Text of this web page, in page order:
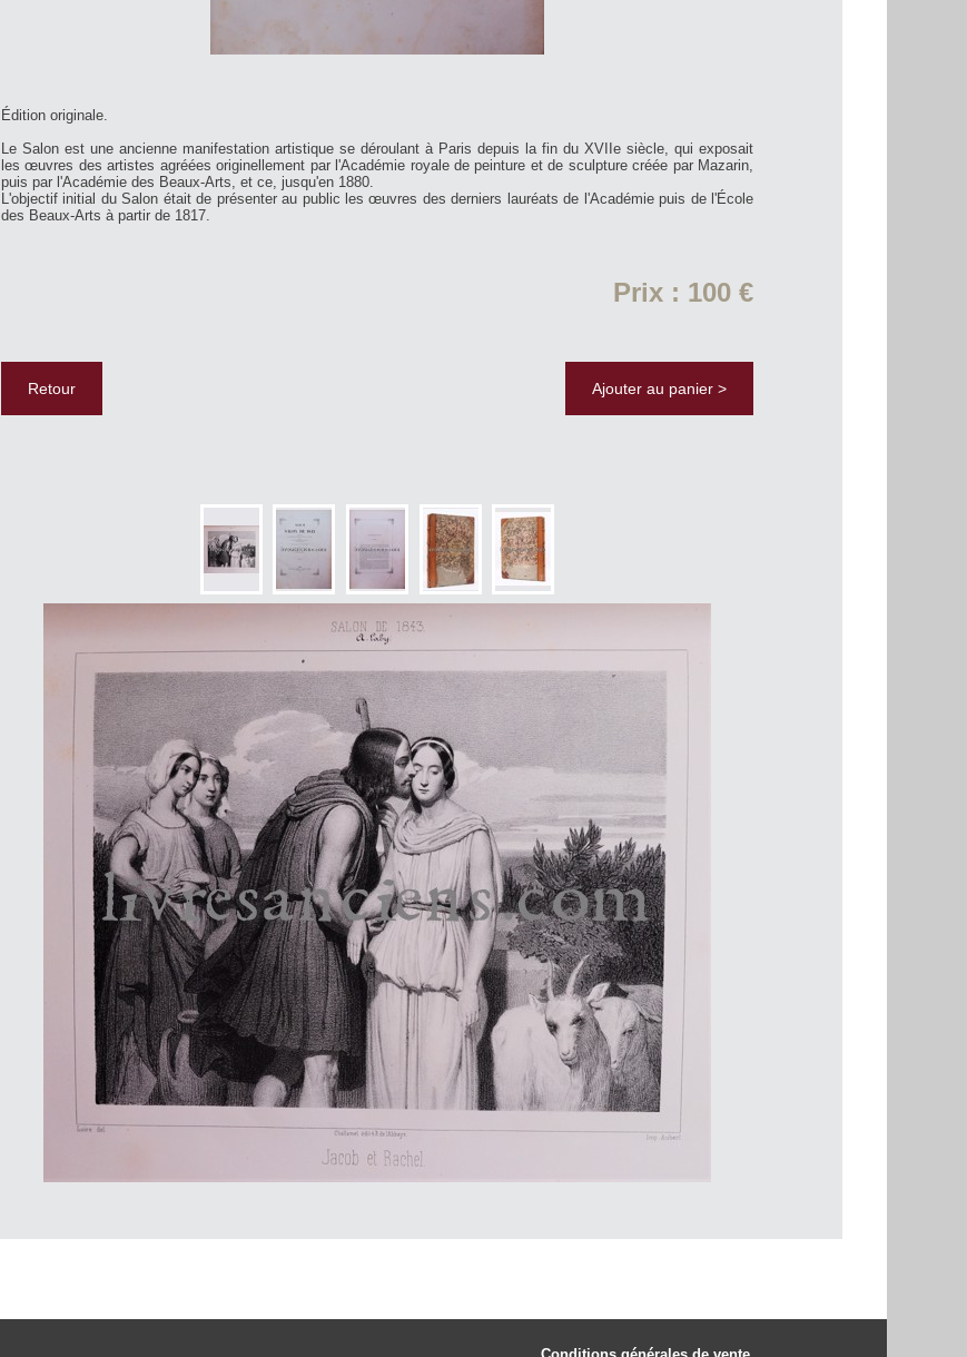
Édition originale.
Le Salon est une ancienne manifestation artistique se déroulant à Paris depuis la fin du XVIIe siècle, qui exposait
les œuvres des artistes agréées originellement par l'Académie royale de peinture et de sculpture créée par Mazarin,
puis par l'Académie des Beaux-Arts, et ce, jusqu'en 1880.
L'objectif initial du Salon était de présenter au public les œuvres des derniers lauréats de l'Académie puis de l'École
des Beaux-Arts à partir de 1817.
Prix : 100 €
Retour Ajouter au panier >